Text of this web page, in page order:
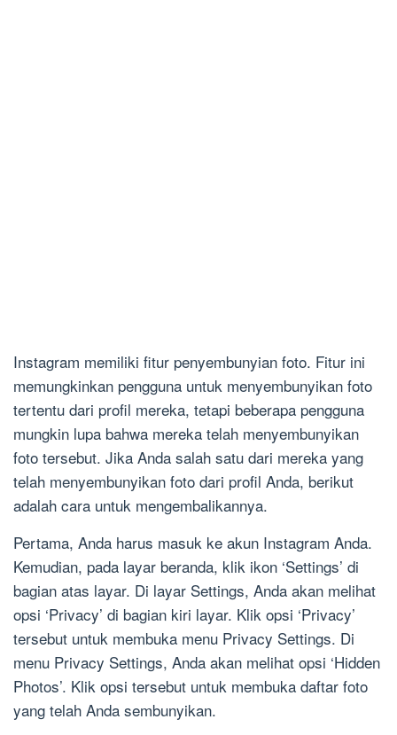
Instagram memiliki fitur penyembunyian foto. Fitur ini
memungkinkan pengguna untuk menyembunyikan foto
tertentu dari profil mereka, tetapi beberapa pengguna
mungkin lupa bahwa mereka telah menyembunyikan
foto tersebut. Jika Anda salah satu dari mereka yang
telah menyembunyikan foto dari profil Anda, berikut
adalah cara untuk mengembalikannya.
Pertama, Anda harus masuk ke akun Instagram Anda.
Kemudian, pada layar beranda, klik ikon ‘Settings’ di
bagian atas layar. Di layar Settings, Anda akan melihat
opsi ‘Privacy’ di bagian kiri layar. Klik opsi ‘Privacy’
tersebut untuk membuka menu Privacy Settings. Di
menu Privacy Settings, Anda akan melihat opsi ‘Hidden
Photos’. Klik opsi tersebut untuk membuka daftar foto
yang telah Anda sembunyikan.